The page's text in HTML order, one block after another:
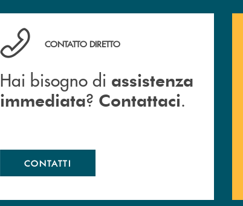
Hai bisogno di assistenza immediata ? Contattaci .
CONTATTO DIRETTO
Hai bisogno di assistenza
immediata? Contattaci.
CONTATTI